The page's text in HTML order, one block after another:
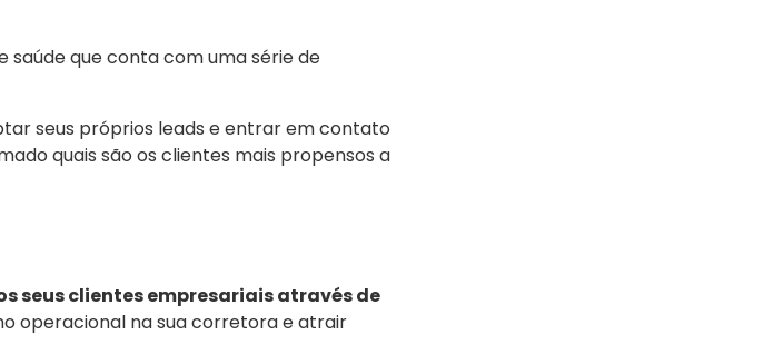
saúde que conta com uma série de
seus próprios leads e entrar em contato
quais são os clientes mais propensos a
seus clientes empresariais através de
operacional na sua corretora e atrair